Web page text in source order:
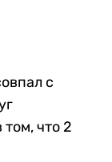
с
что 2